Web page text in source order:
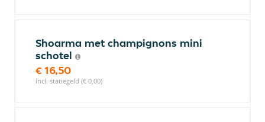
Shoarma met champignons mini
schotel
€ 16,50
incl. statiegeld (€ 0,00)